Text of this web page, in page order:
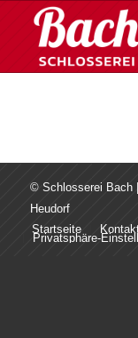
© Schlosserei Bach
Heudorf
Startseite
Privatsphäre-